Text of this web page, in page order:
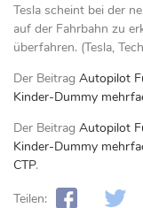
Tesla scheint bei der
auf der Fahrbahn zu
überfahren. (Tesla,
Der Beitrag Autopilot
Kinder-Dummy
Der Beitrag Autopilot
Kinder-Dummy
CTP.
Teilen: